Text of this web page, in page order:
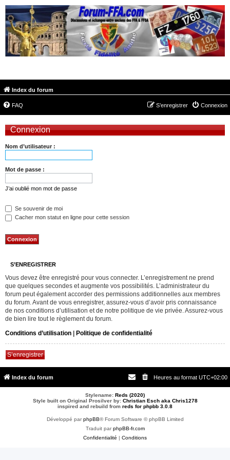
Index du forum
FAQ Connexion
S’enregistrer
Connexion
Nom d’utilisateur :
Mot de passe :
J’ai oublié mon mot de passe
Se souvenir de moi
Cacher mon statut en ligne pour cette session
S’ENREGISTRER
Vous devez être enregistré pour vous connecter. L’enregistrement ne prend
que quelques secondes et augmente vos possibilités. L’administrateur du
forum peut également accorder des permissions additionnelles aux membres
du forum. Avant de vous enregistrer, assurez-vous d’avoir pris connaissance
de nos conditions d’utilisation et de notre politique de vie privée. Assurez-vous
de bien lire tout le règlement du forum.
Conditions d’utilisation
Politique de confidentialité
S’enregistrer
Index du forum Heures au format UTC+02:00
Stylename: Reds (2020)
Style built on Original Prosilver by: Christian Esch aka Chris1278
inspired and rebuild from reds for phpbb 3.0.8
Développé parphpBB® Forum Software © phpBB Limited
Traduit parphpBB-fr.com
Confidentialité
Conditions